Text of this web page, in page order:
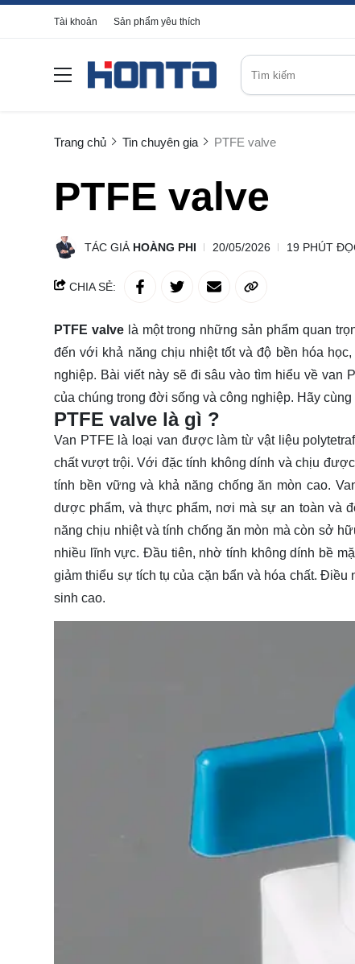
Tài khoản Sản phẩm yêu thích
Trang chủ Tin chuyên gia PTFE valve
PTFE valve
TÁC GIẢ HOÀNG PHI 20/05/2026 19 PHÚT
CHIA SẺ:
PTFE valvelà một trong những sản phẩm quan
đến với khả năng chịu nhiệt tốt và độ bền hóa
nghiệp. Bài viết này sẽ đi sâu vào tìm hiểu về van
của chúng trong đời sống và công nghiệp. Hãy cùng
PTFE valve là gì ?
Van PTFE là loại van được làm từ vật liệu
chất vượt trội. Với đặc tính không dính và chịu
tính bền vững và khả năng chống ăn mòn cao.
dược phẩm, và thực phẩm, nơi mà sự an toàn và
năng chịu nhiệt và tính chống ăn mòn mà còn sở
nhiều lĩnh vực. Đầu tiên, nhờ tính không dính bề
giảm thiểu sự tích tụ của cặn bẩn và hóa chất. Điều
sinh cao.